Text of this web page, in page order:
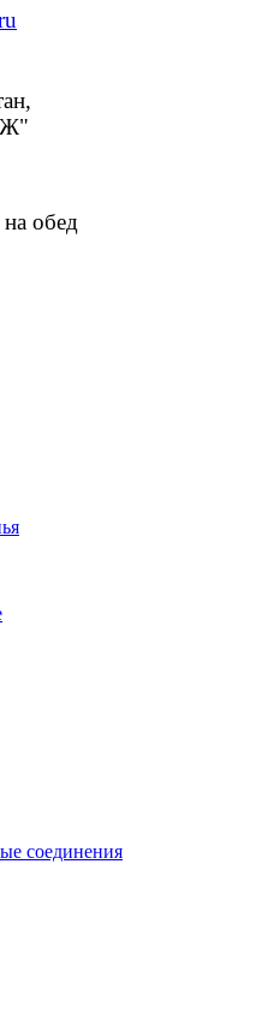
обед
соединения